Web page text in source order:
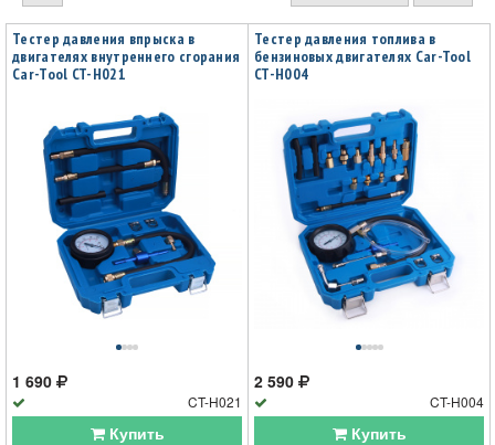
Тестер давления впрыска в
двигателях внутреннего сгорания
Car-Tool CT-H021
1 690
CT-H021
Купить
Тестер давления топлива в
бензиновых двигателях Car-Tool
CT-H004
2 590
CT-H004
Купить